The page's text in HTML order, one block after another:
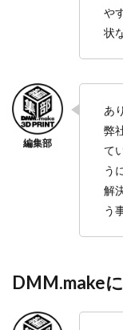
や
状
あ
弊
て
う
解
う
DMM.make